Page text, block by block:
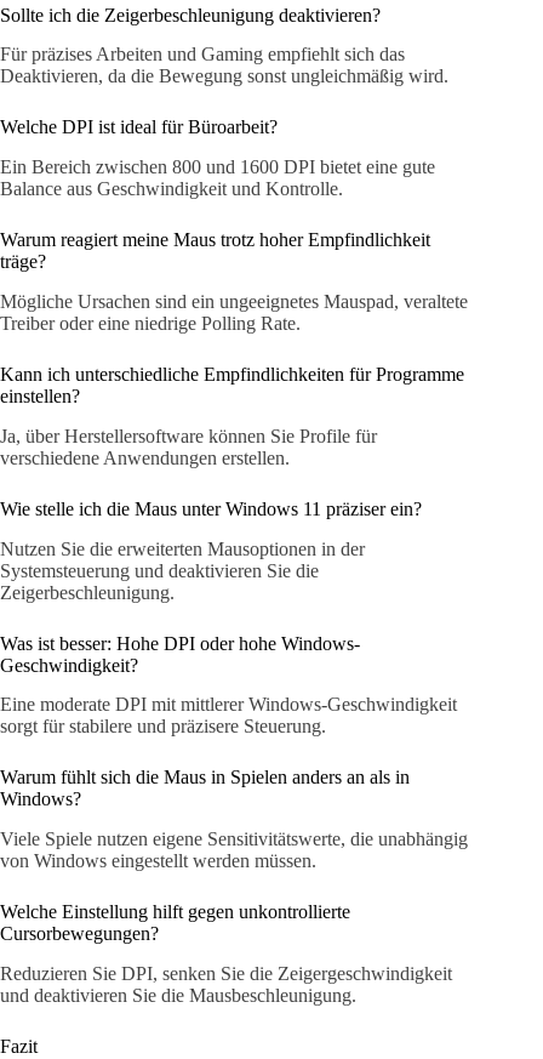
Sollte ich die Zeigerbeschleunigung deaktivieren?
Für präzises Arbeiten und Gaming empfiehlt sich das
Deaktivieren, da die Bewegung sonst ungleichmäßig wird.
Welche DPI ist ideal für Büroarbeit?
Ein Bereich zwischen 800 und 1600 DPI bietet eine gute
Balance aus Geschwindigkeit und Kontrolle.
Warum reagiert meine Maus trotz hoher Empfindlichkeit
träge?
Mögliche Ursachen sind ein ungeeignetes Mauspad, veraltete
Treiber oder eine niedrige Polling Rate.
Kann ich unterschiedliche Empfindlichkeiten für Programme
einstellen?
Ja, über Herstellersoftware können Sie Profile für
verschiedene Anwendungen erstellen.
Wie stelle ich die Maus unter Windows 11 präziser ein?
Nutzen Sie die erweiterten Mausoptionen in der
Systemsteuerung und deaktivieren Sie die
Zeigerbeschleunigung.
Was ist besser: Hohe DPI oder hohe Windows-
Geschwindigkeit?
Eine moderate DPI mit mittlerer Windows-Geschwindigkeit
sorgt für stabilere und präzisere Steuerung.
Warum fühlt sich die Maus in Spielen anders an als in
Windows?
Viele Spiele nutzen eigene Sensitivitätswerte, die unabhängig
von Windows eingestellt werden müssen.
Welche Einstellung hilft gegen unkontrollierte
Cursorbewegungen?
Reduzieren Sie DPI, senken Sie die Zeigergeschwindigkeit
und deaktivieren Sie die Mausbeschleunigung.
Fazit